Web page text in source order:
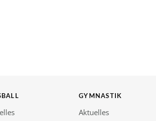
GYMNASTIK
Aktuelles